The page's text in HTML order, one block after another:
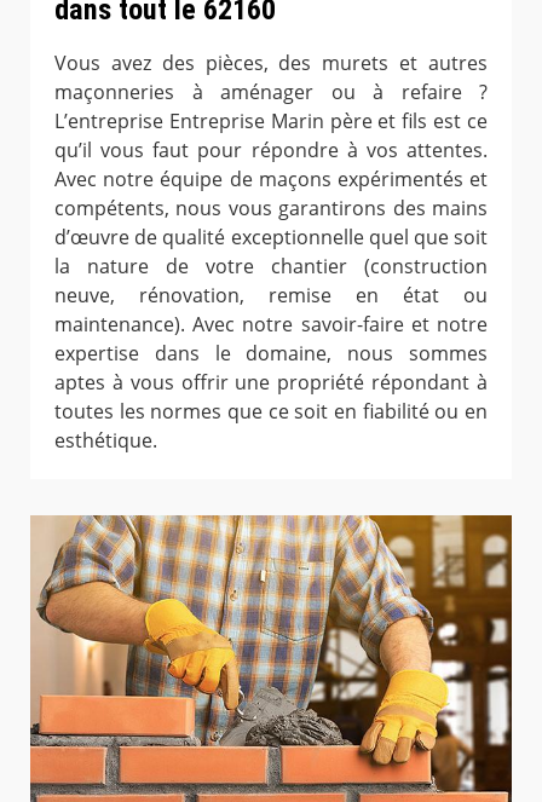
dans tout le 62160
Vous avez des pièces, des murets et autres
maçonneries à aménager ou à refaire ?
L’entreprise Entreprise Marin père et fils est ce
qu’il vous faut pour répondre à vos attentes.
Avec notre équipe de maçons expérimentés et
compétents, nous vous garantirons des mains
d’œuvre de qualité exceptionnelle quel que soit
la nature de votre chantier (construction
neuve, rénovation, remise en état ou
maintenance). Avec notre savoir-faire et notre
expertise dans le domaine, nous sommes
aptes à vous offrir une propriété répondant à
toutes les normes que ce soit en fiabilité ou en
esthétique.